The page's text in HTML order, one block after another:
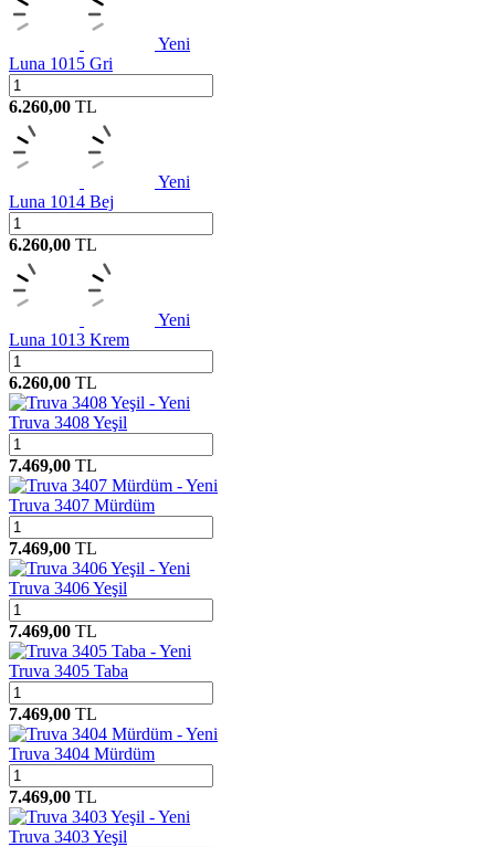
Yeni
Luna 1015 Gri
6.260,00 TL
Yeni
Luna 1014 Bej
6.260,00 TL
Yeni
Luna 1013 Krem
6.260,00 TL
Yeni
Truva 3408 Yeşil
7.469,00 TL
Yeni
Truva 3407 Mürdüm
7.469,00 TL
Yeni
Truva 3406 Yeşil
7.469,00 TL
Yeni
Truva 3405 Taba
7.469,00 TL
Yeni
Truva 3404 Mürdüm
7.469,00 TL
Yeni
Truva 3403 Yeşil